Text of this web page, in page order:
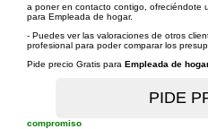
a poner en contacto contigo, ofreciéndote
para Empleada de hogar.
- Puedes ver las valoraciones de otros
profesional para poder comparar los
Pide precio Gratis para Empleada de
compromiso